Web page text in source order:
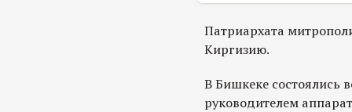
Патриархата
Киргизию.
В Бишкеке состоялись
руководителем